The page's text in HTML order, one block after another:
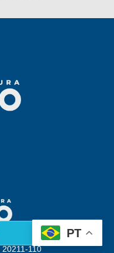
- Rua Afonso Cavalcanti,
110
PT